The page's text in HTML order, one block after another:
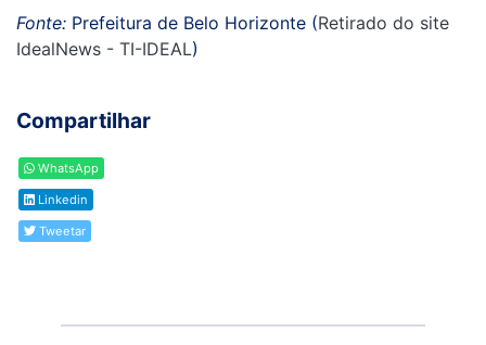
Fonte: Prefeitura de Belo Horizonte (Retirado do site
IdealNews - TI-IDEAL)
Compartilhar
WhatsApp
Linkedin
Tweetar